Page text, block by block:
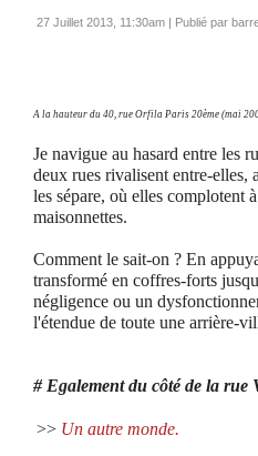
27 Juillet 2013, 11:30am | Publié par
A la hauteur du 40, rue Orfila Paris 20ème (mai
Je navigue au hasard entre les
deux rues rivalisent entre-elles,
les sépare, où elles complotent
maisonnettes.
Comment le sait-on ? En
transformé en coffres-forts
négligence ou un
l'étendue de toute une arrière-
# Egalement du côté de la
>> Un autre monde.